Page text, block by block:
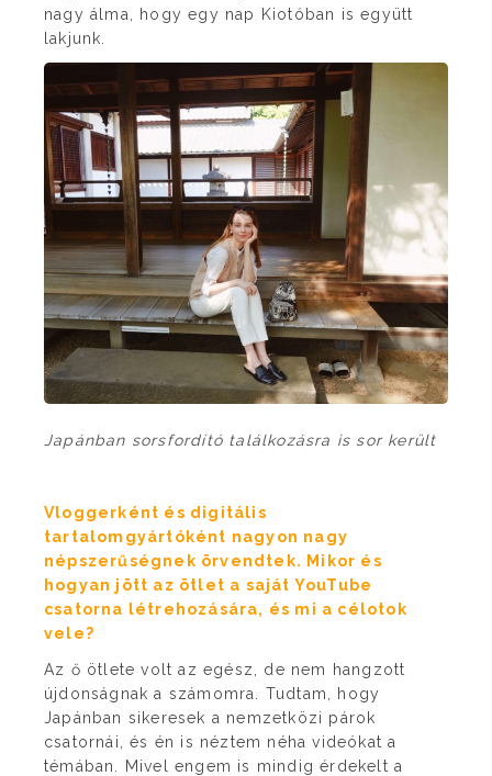
nagy álma, hogy egy nap Kiotóban is együtt
lakjunk.
Japánban sorsfordító találkozásra is sor került
Vloggerként és digitális
tartalomgyártóként nagyon nagy
népszerűségnek örvendtek. Mikor és
hogyan jött az ötlet a saját YouTube
csatorna létrehozására, és mi a célotok
vele?
Az ő ötlete volt az egész, de nem hangzott
újdonságnak a számomra. Tudtam, hogy
Japánban sikeresek a nemzetközi párok
csatornái, és én is néztem néha videókat a
témában. Mivel engem is mindig érdekelt a